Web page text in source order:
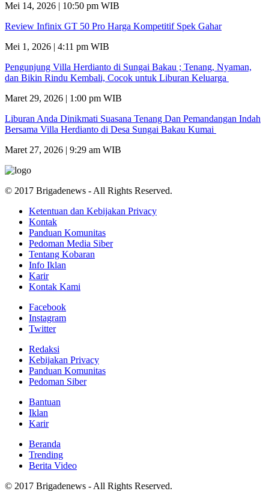
Mei 14, 2026 | 10:50 pm WIB
Review Infinix GT 50 Pro Harga Kompetitif Spek Gahar
Mei 1, 2026 | 4:11 pm WIB
Pengunjung Villa Herdianto di Sungai Bakau ; Tenang, Nyaman,
dan Bikin Rindu Kembali, Cocok untuk Liburan Keluarga
Maret 29, 2026 | 1:00 pm WIB
Liburan Anda Dinikmati Suasana Tenang Dan Pemandangan Indah
Bersama Villa Herdianto di Desa Sungai Bakau Kumai
Maret 27, 2026 | 9:29 am WIB
© 2017 Brigadenews - All Rights Reserved.
Ketentuan dan Kebijakan Privacy
Kontak
Panduan Komunitas
Pedoman Media Siber
Tentang Kobaran
Info Iklan
Karir
Kontak Kami
Facebook
Instagram
Twitter
Redaksi
Kebijakan Privacy
Panduan Komunitas
Pedoman Siber
Bantuan
Iklan
Karir
Beranda
Trending
Berita Video
© 2017 Brigadenews - All Rights Reserved.